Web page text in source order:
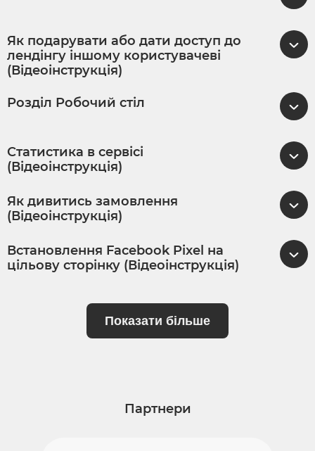
Як подарувати або дати доступ до
лендінгу іншому користувачеві
(Відеоінструкція)
Розділ Робочий стіл
Статистика в сервісі
(Відеоінструкція)
Як дивитись замовлення
(Відеоінструкція)
Встановлення Facebook Pixel на
цільову сторінку (Відеоінструкція)
Показати більше
Партнери